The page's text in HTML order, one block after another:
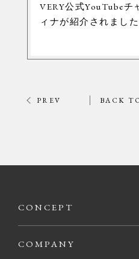
VERY公式YouTubeチ
ィナが紹介されました
PREV BACK
CONCEPT
COMPANY